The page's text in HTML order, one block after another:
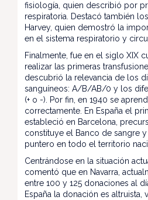
fisiología, quien describió por
respiratoria. Destacó también
Harvey, quien demostró la
en el sistema respiratorio y
Finalmente, fue en el siglo XIX
realizar las primeras
descubrió la relevancia de los
sanguíneos: A/B/AB/0 y los
(+ o -). Por fin, en 1940 se
correctamente. En España el
estableció en Barcelona,
constituye el Banco de sangre
puntero en todo el territorio
Centrándose en la situación
comentó que en Navarra,
entre 100 y 125 donaciones al
España la donación es altruista,